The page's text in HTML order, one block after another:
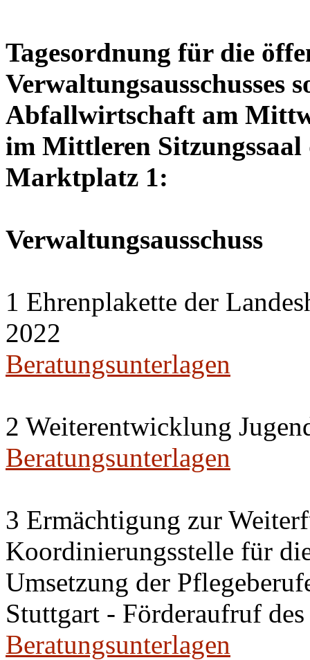
Tagesordnung für die
Verwaltungsausschusses
Abfallwirtschaft am
im Mittleren Sitzungssaal
Marktplatz 1:
Verwaltungsausschuss
1 Ehrenplakette der
2022
Beratungsunterlagen
2 Weiterentwicklung
Beratungsunterlagen
3 Ermächtigung zur
Koordinierungsstelle für
Umsetzung der
Stuttgart - Förderaufruf
Beratungsunterlagen